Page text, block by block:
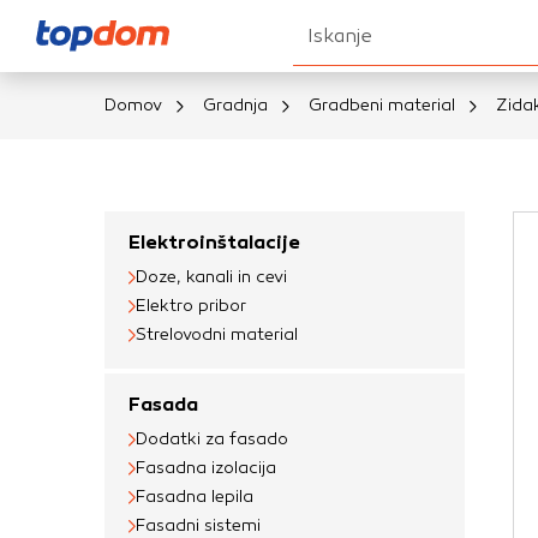
Domov Gradnja Gradbeni material
Elektroinštalacije
Doze, kanali in cevi
Elektro pribor
Strelovodni material
Fasada
Dodatki za fasado
Fasadna izolacija
Fasadna lepila
Fasadni sistemi
Ko obiščete katero
brskalnika,
vašo napravo ali pa
informacije
prilagojeno
različna imena
določenih vrst